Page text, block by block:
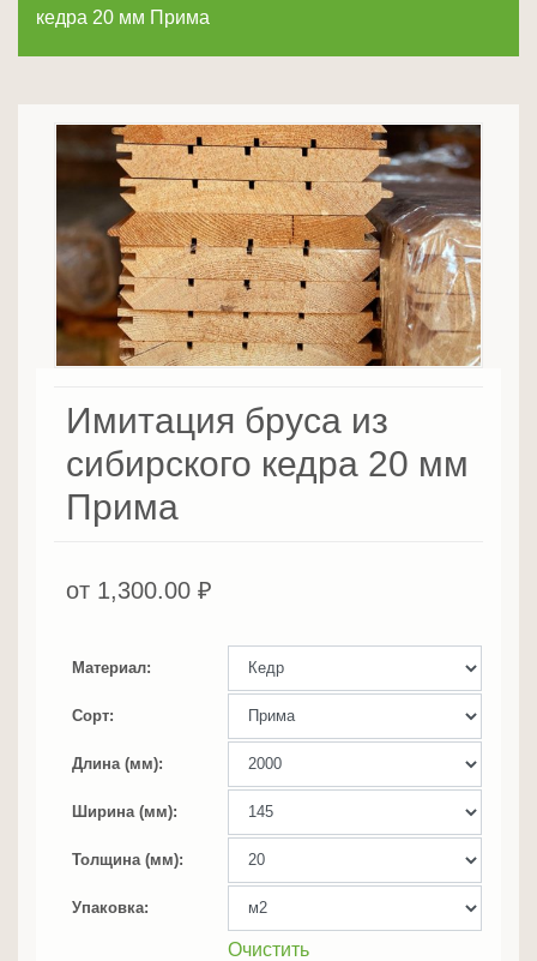
кедра 20 мм Прима
Имитация бруса из
сибирского кедра 20 мм
Прима
от 1,300.00 ₽
Материал
Сорт
Длина (мм)
Ширина (мм)
Толщина (мм)
Упаковка
Очистить